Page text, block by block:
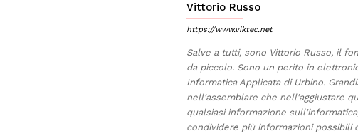
Vittorio Russo
https://www.viktec.net
Salve a tutti, sono Vittorio Russo, il
da piccolo. Sono un perito in
Informatica Applicata di Urbino.
nell'assemblare che nell'aggiustare
qualsiasi informazione
condividere più informazioni possibili